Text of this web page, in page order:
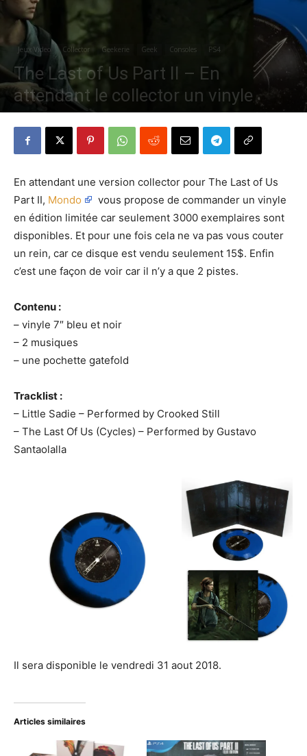
Jeux Video Collector Geekerie Geek Consoles PS4
The Last of Us Part II – En
attendant le collector un vinyle
En attendant une version collector pour The Last of Us
Part II, Mondo
vous propose de commander un vinyle
en édition limitée car seulement 3000 exemplaires sont
disponibles. Et pour une fois cela ne va pas vous couter
un rein, car ce disque est vendu seulement 15$. Enfin
c’est une façon de voir car il n’y a que 2 pistes.
Contenu :
– vinyle 7″ bleu et noir
– 2 musiques
– une pochette gatefold
Tracklist :
– Little Sadie – Performed by Crooked Still
– The Last Of Us (Cycles) – Performed by Gustavo
Santaolalla
Il sera disponible le vendredi 31 aout 2018.
Articles similaires